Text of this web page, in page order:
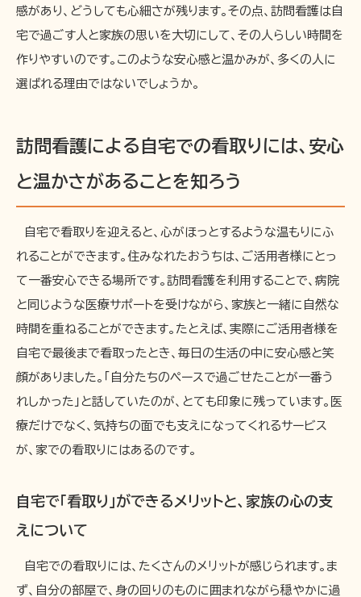
感があり、どうしても心細さが残ります。その点、訪問看護は自
宅で過ごす人と家族の思いを大切にして、その人らしい時間を
作りやすいのです。このような安心感と温かみが、多くの人に
選ばれる理由ではないでしょうか。
訪問看護による自宅での看取りには、安心
と温かさがあることを知ろう
自宅で看取りを迎えると、心がほっとするような温もりにふ
れることができます。住みなれたおうちは、ご活用者様にとっ
て一番安心できる場所です。訪問看護を利用することで、病院
と同じような医療サポートを受けながら、家族と一緒に自然な
時間を重ねることができます。たとえば、実際にご活用者様を
自宅で最後まで看取ったとき、毎日の生活の中に安心感と笑
顔がありました。「自分たちのペースで過ごせたことが一番う
れしかった」と話していたのが、とても印象に残っています。医
療だけでなく、気持ちの面でも支えになってくれるサービス
が、家での看取りにはあるのです。
自宅で「看取り」ができるメリットと、家族の心の支
えについて
自宅での看取りには、たくさんのメリットが感じられます。ま
ず、自分の部屋で、身の回りのものに囲まれながら穏やかに過